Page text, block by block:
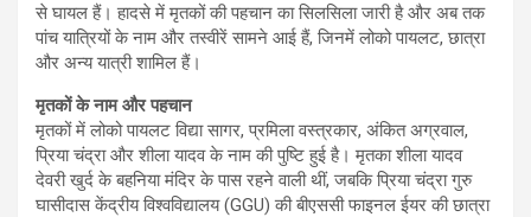
से घायल हैं। हादसे में मृतकों की पहचान का सिलसिला जारी है और अब तक
पांच यात्रियों के नाम और तस्वीरें सामने आई हैं, जिनमें लोको पायलट, छात्रा
और अन्य यात्री शामिल हैं।
मृतकों के नाम और पहचान
मृतकों में लोको पायलट विद्या सागर, प्रमिला वस्त्रकार, अंकित अग्रवाल,
प्रिया चंद्रा और शीला यादव के नाम की पुष्टि हुई है। मृतका शीला यादव
देवरी खुर्द के बहनिया मंदिर के पास रहने वाली थीं, जबकि प्रिया चंद्रा गुरु
घासीदास केंद्रीय विश्वविद्यालय (GGU) की बीएससी फाइनल ईयर की छात्रा